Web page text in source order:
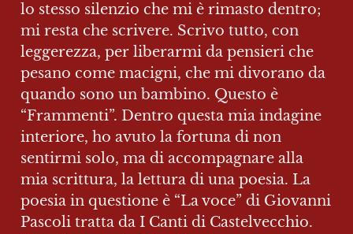
lo stesso silenzio che mi è rimasto dentro;
mi resta che scrivere. Scrivo tutto, con
leggerezza, per liberarmi da pensieri che
pesano come macigni, che mi divorano da
quando sono un bambino. Questo è
“Frammenti”. Dentro questa mia indagine
interiore, ho avuto la fortuna di non
sentirmi solo, ma di accompagnare alla
mia scrittura, la lettura di una poesia. La
poesia in questione è “La voce” di Giovanni
Pascoli tratta da I Canti di Castelvecchio.